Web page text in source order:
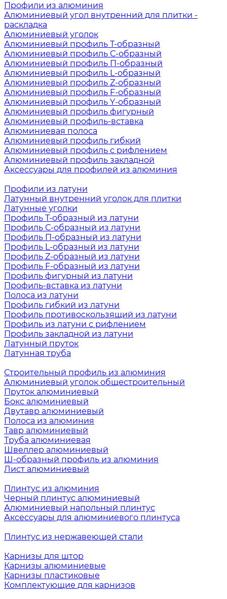
Профили из алюминия
Алюминиевый угол внутренний для плитки -
раскладка
Алюминиевый уголок
Алюминиевый профиль Т-образный
Алюминиевый профиль С-образный
Алюминиевый профиль П-образный
Алюминиевый профиль L-образный
Алюминиевый профиль Z-образный
Алюминиевый профиль F-образный
Алюминиевый профиль Y-образный
Алюминиевый профиль фигурный
Алюминиевый профиль-вставка
Алюминиевая полоса
Алюминиевый профиль гибкий
Алюминиевый профиль с рифлением
Алюминиевый профиль закладной
Аксессуары для профилей из алюминия
Профили из латуни
Латунный внутренний уголок для плитки
Латунные уголки
Профиль Т-образный из латуни
Профиль С-образный из латуни
Профиль П-образный из латуни
Профиль L-образный из латуни
Профиль Z-образный из латуни
Профиль F-образный из латуни
Профиль фигурный из латуни
Профиль-вставка из латуни
Полоса из латуни
Профиль гибкий из латуни
Профиль противоскользящий из латуни
Профиль из латуни с рифлением
Профиль закладной из латуни
Латунный пруток
Латунная труба
Строительный профиль из алюминия
Алюминиевый уголок общестроительный
Пруток алюминиевый
Бокс алюминиевый
Двутавр алюминиевый
Полоса из алюминия
Тавр алюминиевый
Труба алюминиевая
Швеллер алюминиевый
Ш-образный профиль из алюминия
Лист алюминиевый
Плинтус из алюминия
Черный плинтус алюминиевый
Алюминиевый напольный плинтус
Аксессуары для алюминиевого плинтуса
Плинтус из нержавеющей стали
Карнизы для штор
Карнизы алюминиевые
Карнизы пластиковые
Комплектующие для карнизов